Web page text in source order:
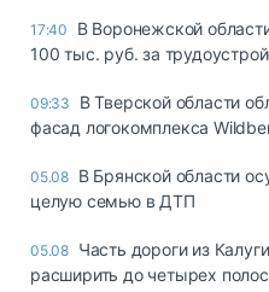
17:40
В Воронежской
100 тыс. руб. за
09:33
В Тверской области
фасад логокомплекса
05.08 В Брянской области
целую семью в ДТП
05.08 Часть дороги из
расширить до четырех полос